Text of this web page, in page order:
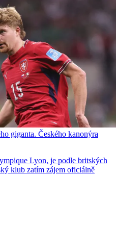
giganta. Českého kanonýra
Lyon, je podle britských
klub zatím zájem oficiálně